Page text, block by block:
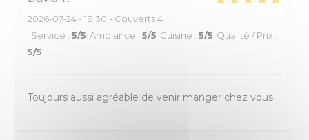
2026-07-24 - 18:30 - Couverts 4
Service : 5/5 Ambiance : 5/5 Cuisine : 5/5 Qualité / Prix :
5/5
Toujours aussi agréable de venir manger chez vous